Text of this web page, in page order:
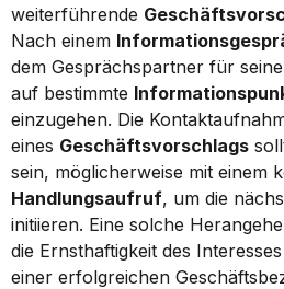
weiterführende
Nach einem
dem Gesprächspartner für
auf bestimmte
einzugehen. Die
eines Geschäftsvorschlags
Handlungsaufruf, um die
initiieren. Eine solche
die Ernsthaftigkeit des
einer erfolgreichen